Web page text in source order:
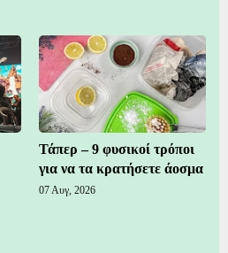
Τάπερ – 9 φυσικοί τρόποι
για να τα κρατήσετε άοσμα
07 Αυγ, 2026